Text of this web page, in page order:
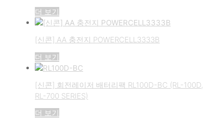
더 보기
[신콘] AA 충전지 POWERCELL3333B
더 보기
[신콘] 회전레이저 배터리팩 RL100D-BC (RL-100D,
RL-700 SERIES)
더 보기